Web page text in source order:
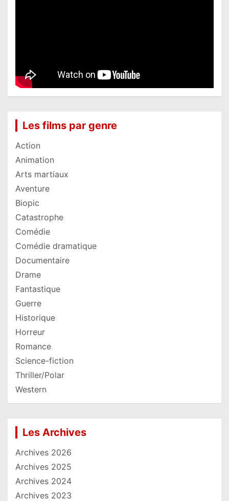
Les films par genre
Action
Animation
Arts martiaux
Aventure
Biopic
Catastrophe
Comédie
Comédie dramatique
Documentaire
Drame
Fantastique
Guerre
Historique
Horreur
Romance
Science-fiction
Thriller/Polar
Western
Les Archives
Archives 2026
Archives 2025
Archives 2024
Archives 2023